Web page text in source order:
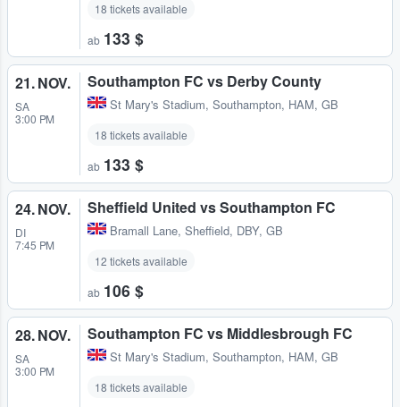
18 tickets available
ab 133 $
21. NOV.
SA
3:00 PM
Southampton FC vs Derby County
St Mary's Stadium, Southampton, HAM, GB
18 tickets available
ab 133 $
24. NOV.
DI
7:45 PM
Sheffield United vs Southampton FC
Bramall Lane, Sheffield, DBY, GB
12 tickets available
ab 106 $
28. NOV.
SA
3:00 PM
Southampton FC vs Middlesbrough FC
St Mary's Stadium, Southampton, HAM, GB
18 tickets available